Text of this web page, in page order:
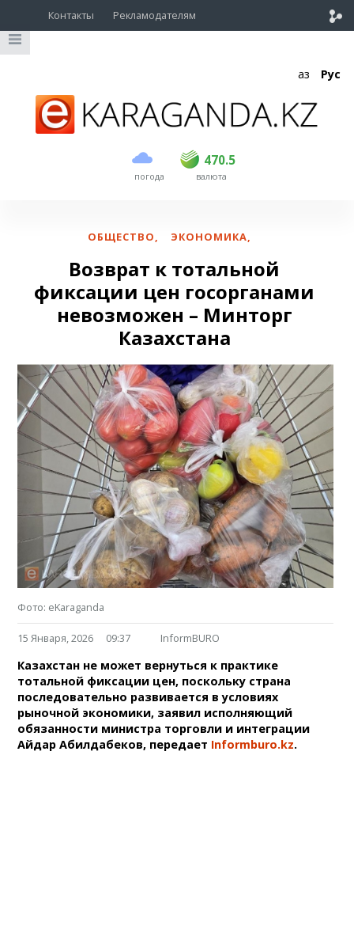
Контакты Рекламодателям
Қаз Рус
погода
470.5
USD 468.5 470.5
EUR валюта
ОБЩЕСТВО, ЭКОНОМИКА,
Возврат к тотальной
фиксации цен госорганами
невозможен – Минторг
Казахстана
Фото: eKaraganda
15 Января, 2026 09:37 InformBURO
Казахстан не может вернуться к практике
тотальной фиксации цен, поскольку страна
последовательно развивается в условиях
рыночной экономики, заявил исполняющий
обязанности министра торговли и интеграции
Айдар Абилдабеков, передает Informburo.kz.